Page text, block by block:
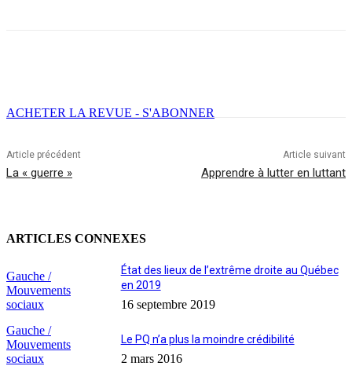
ACHETER LA REVUE - S'ABONNER
Article précédent
La « guerre »
Article suivant
Apprendre à lutter en luttant
ARTICLES CONNEXES
Gauche /
Mouvements
sociaux
État des lieux de l’extrême droite au Québec
en 2019
16 septembre 2019
Gauche /
Mouvements
sociaux
Le PQ n’a plus la moindre crédibilité
2 mars 2016